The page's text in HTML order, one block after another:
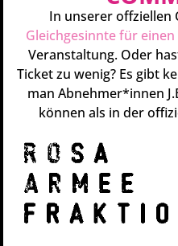
In unserer offziellen
Gleichgesinnte für
Veranstaltung. Oder
Ticket zu wenig? Es gibt
man Abnehmer*innen
können als in der